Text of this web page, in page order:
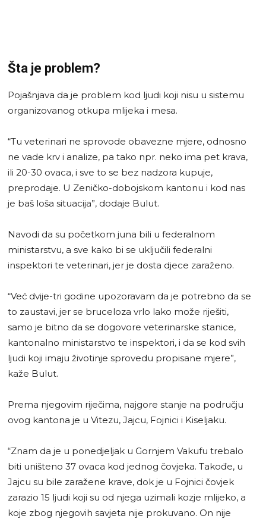
Šta je problem?
Pojašnjava da je problem kod ljudi koji nisu u sistemu
organizovanog otkupa mlijeka i mesa.
“Tu veterinari ne sprovode obavezne mjere, odnosno
ne vade krv i analize, pa tako npr. neko ima pet krava,
ili 20-30 ovaca, i sve to se bez nadzora kupuje,
preprodaje. U Zeničko-dobojskom kantonu i kod nas
je baš loša situacija”, dodaje Bulut.
Navodi da su početkom juna bili u federalnom
ministarstvu, a sve kako bi se uključili federalni
inspektori te veterinari, jer je dosta djece zaraženo.
“Već dvije-tri godine upozoravam da je potrebno da se
to zaustavi, jer se bruceloza vrlo lako može riješiti,
samo je bitno da se dogovore veterinarske stanice,
kantonalno ministarstvo te inspektori, i da se kod svih
ljudi koji imaju životinje sprovedu propisane mjere”,
kaže Bulut.
Prema njegovim riječima, najgore stanje na području
ovog kantona je u Vitezu, Jajcu, Fojnici i Kiseljaku.
“Znam da je u ponedjeljak u Gornjem Vakufu trebalo
biti uništeno 37 ovaca kod jednog čovjeka. Takođe, u
Jajcu su bile zaražene krave, dok je u Fojnici čovjek
zarazio 15 ljudi koji su od njega uzimali kozje mlijeko, a
koje zbog njegovih savjeta nije prokuvano. On nije